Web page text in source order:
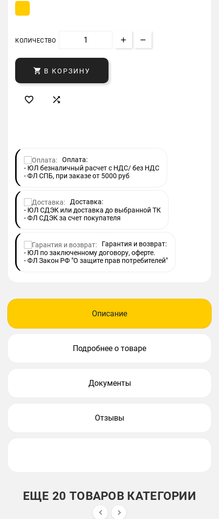
КОЛИЧЕСТВО
 В КОРЗИНУ
 
Оплата:
- ЮЛ безналичный расчет с НДС/ без НДС
- ФЛ СПБ, при заказе от 5000 руб
Доставка:
- ЮЛ СДЭК или доставка до выбранной ТК
- ФЛ СДЭК за счет покупателя
Гарантия и возврат:
- ЮЛ по заключенному договору, оферте.
- ФЛ Закон РФ "О защите прав потребителей"
Описание
Подробнее о товаре
Документы
Отзывы
ЕЩЕ 20 ТОВАРОВ КАТЕГОРИИ
 